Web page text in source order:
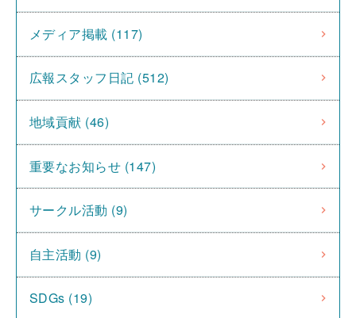
メディア掲載 (117)
広報スタッフ日記 (512)
地域貢献 (46)
重要なお知らせ (147)
サークル活動 (9)
自主活動 (9)
SDGs (19)